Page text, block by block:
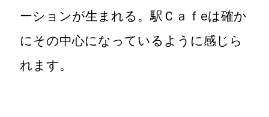
ーションが生まれる。駅Ｃａｆeは確か
にその中心になっているように感じら
れます。